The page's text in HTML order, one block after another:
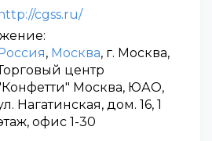
http://cgss.ru/
Россия, Москва, г. Москва,
центр
Москва, ЮАО,
Нагатинская, дом. 16, 1
офис 1-30